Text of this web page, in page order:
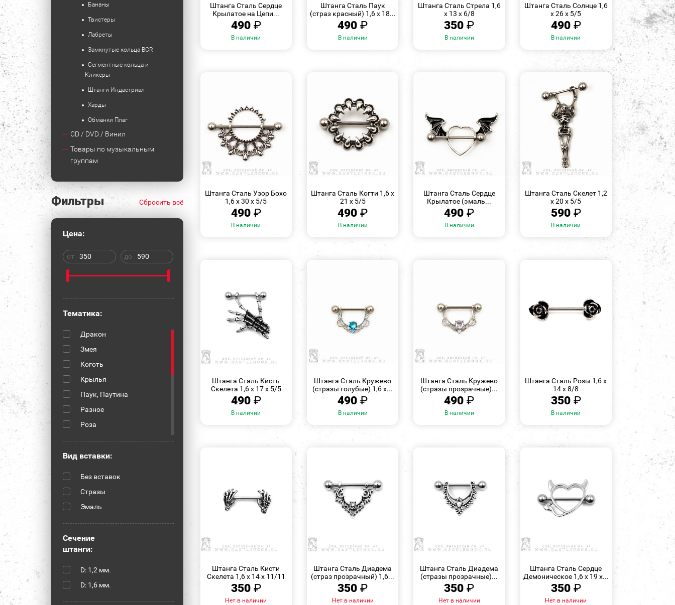
Бананы
Твистеры
Лабреты
Замкнутые кольца BCR
Сегментные кольца и
Кликеры
Штанги Индастриал
Харды
Обманки Плаг
CD / DVD / Винил
Товары по музыкальным
группам
Фильтры Сбросить всё
Цена:
от до
Тематика:
Дракон
Змея
Коготь
Крылья
Паук, Паутина
Разное
Роза
Сердце
Скелет
Вид вставки:
Без вставок
Стразы
Эмаль
Сечение
штанги:
D: 1,2 мм.
D: 1,6 мм.
Штанга Сталь Сердце
Крылатое на Цепи...
490 ₽
В наличии
Штанга Сталь Паук
(страз красный) 1,6 х 18...
490₽
В наличии
Штанга Сталь Стрела 1,6
х 13 х 6/8
350₽
В наличии
Штанга Сталь Солнце 1,6
х 26 х 5/5
490 ₽
В наличии
Штанга Сталь Узор Бохо
1,6 х 30 х 5/5
490 ₽
В наличии
Штанга Сталь Когти 1,6 х
21 х 5/5
490₽
В наличии
Штанга Сталь Сердце
Крылатое (эмаль...
490₽
В наличии
Штанга Сталь Скелет 1,2
х 20 х 5/5
590 ₽
В наличии
Штанга Сталь Кисть
Скелета 1,6 х 17 х 5/5
490 ₽
В наличии
Штанга Сталь Кружево
(стразы голубые) 1,6 х...
490₽
В наличии
Штанга Сталь Кружево
(стразы прозрачные)...
490₽
В наличии
Штанга Сталь Розы 1,6 х
14 х 8/8
350 ₽
В наличии
Штанга Сталь Кисти
Скелета 1,6 х 14 х 11/11
350 ₽
Нет в наличии
Штанга Сталь Диадема
(страз прозрачный) 1,6...
350₽
Нет в наличии
Штанга Сталь Диадема
(стразы прозрачные)...
350₽
Нет в наличии
Штанга Сталь Сердце
Демоническое 1,6 х 19 х...
350 ₽
Нет в наличии